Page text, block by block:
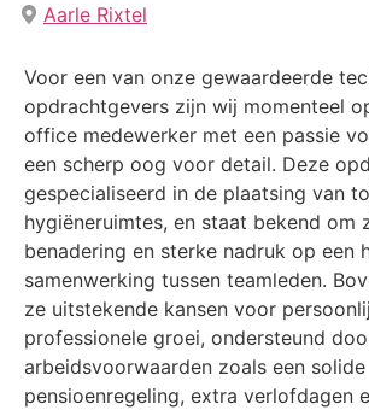
Aarle Rixtel
Voor een van onze gewaardeerde
opdrachtgevers zijn wij momenteel
office medewerker met een passie
een scherp oog voor detail. Deze
gespecialiseerd in de plaatsing van
hygiëneruimtes, en staat bekend om
benadering en sterke nadruk op een
samenwerking tussen teamleden.
ze uitstekende kansen voor
professionele groei, ondersteund
arbeidsvoorwaarden zoals een solide
pensioenregeling, extra verlofdagen